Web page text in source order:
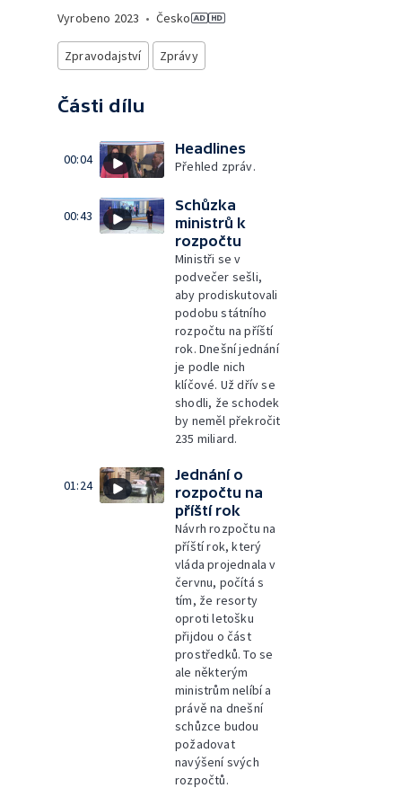
Vyrobeno 2023 • Česko
Zpravodajství Zprávy
Části dílu
00:04
Headlines
Přehled zpráv.
00:43
Schůzka
ministrů k
rozpočtu
Ministři se v
podvečer sešli,
aby prodiskutovali
podobu státního
rozpočtu na příští
rok. Dnešní jednání
je podle nich
klíčové. Už dřív se
shodli, že schodek
by neměl překročit
235 miliard.
01:24
Jednání o
rozpočtu na
příští rok
Návrh rozpočtu na
příští rok, který
vláda projednala v
červnu, počítá s
tím, že resorty
oproti letošku
přijdou o část
prostředků. To se
ale některým
ministrům nelíbí a
právě na dnešní
schůzce budou
požadovat
navýšení svých
rozpočtů.